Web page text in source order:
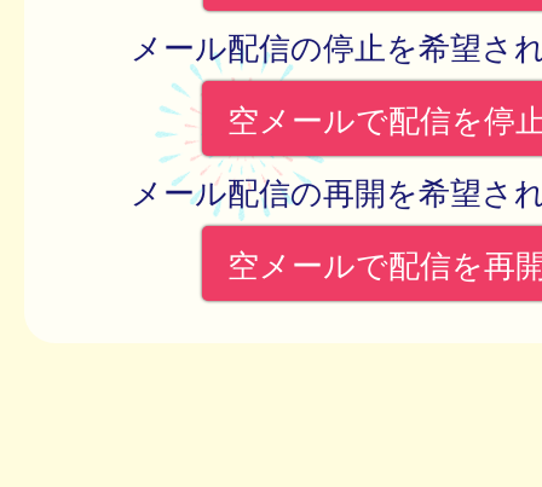
メール配信の停止を希望さ
空メールで配信を停
メール配信の再開を希望さ
空メールで配信を再